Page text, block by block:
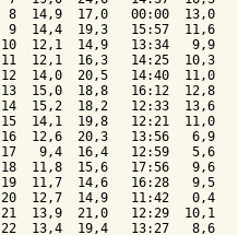
8  14,9  17,0   00:00  13,0
9  14,4  19,3   15:57  11,6
10  12,1  14,9   13:34   9,9
11  12,1  16,3   14:25  10,3
12  14,0  20,5   14:40  11,0
13  15,0  18,8   16:12  12,8
14  15,2  18,2   12:33  13,6
15  14,1  19,8   12:21  11,0
16  12,6  20,3   13:56   6,9
17   9,4  16,4   12:59   5,6
18  11,8  15,6   17:56   9,6
19  11,7  14,6   16:28   9,5
20  12,7  14,9   11:42   0,4
21  13,9  21,0   12:29  10,1
22  13,4  19,4   13:27   8,6